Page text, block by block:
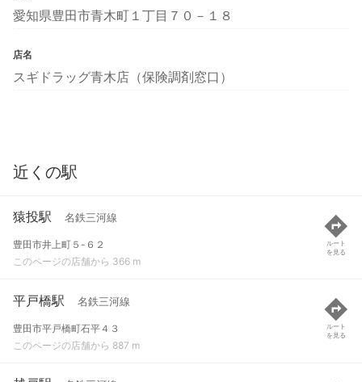
愛知県豊田市青木町１丁目７０－１８
店名
スギドラッグ青木店（保険調剤窓口）
近くの駅
猿投駅 名鉄三河線
豊田市井上町５-６２
このページの店舗から 366 m
ルート
を見る
平戸橋駅 名鉄三河線
豊田市平戸橋町石平４３
このページの店舗から 887 m
ルート
を見る